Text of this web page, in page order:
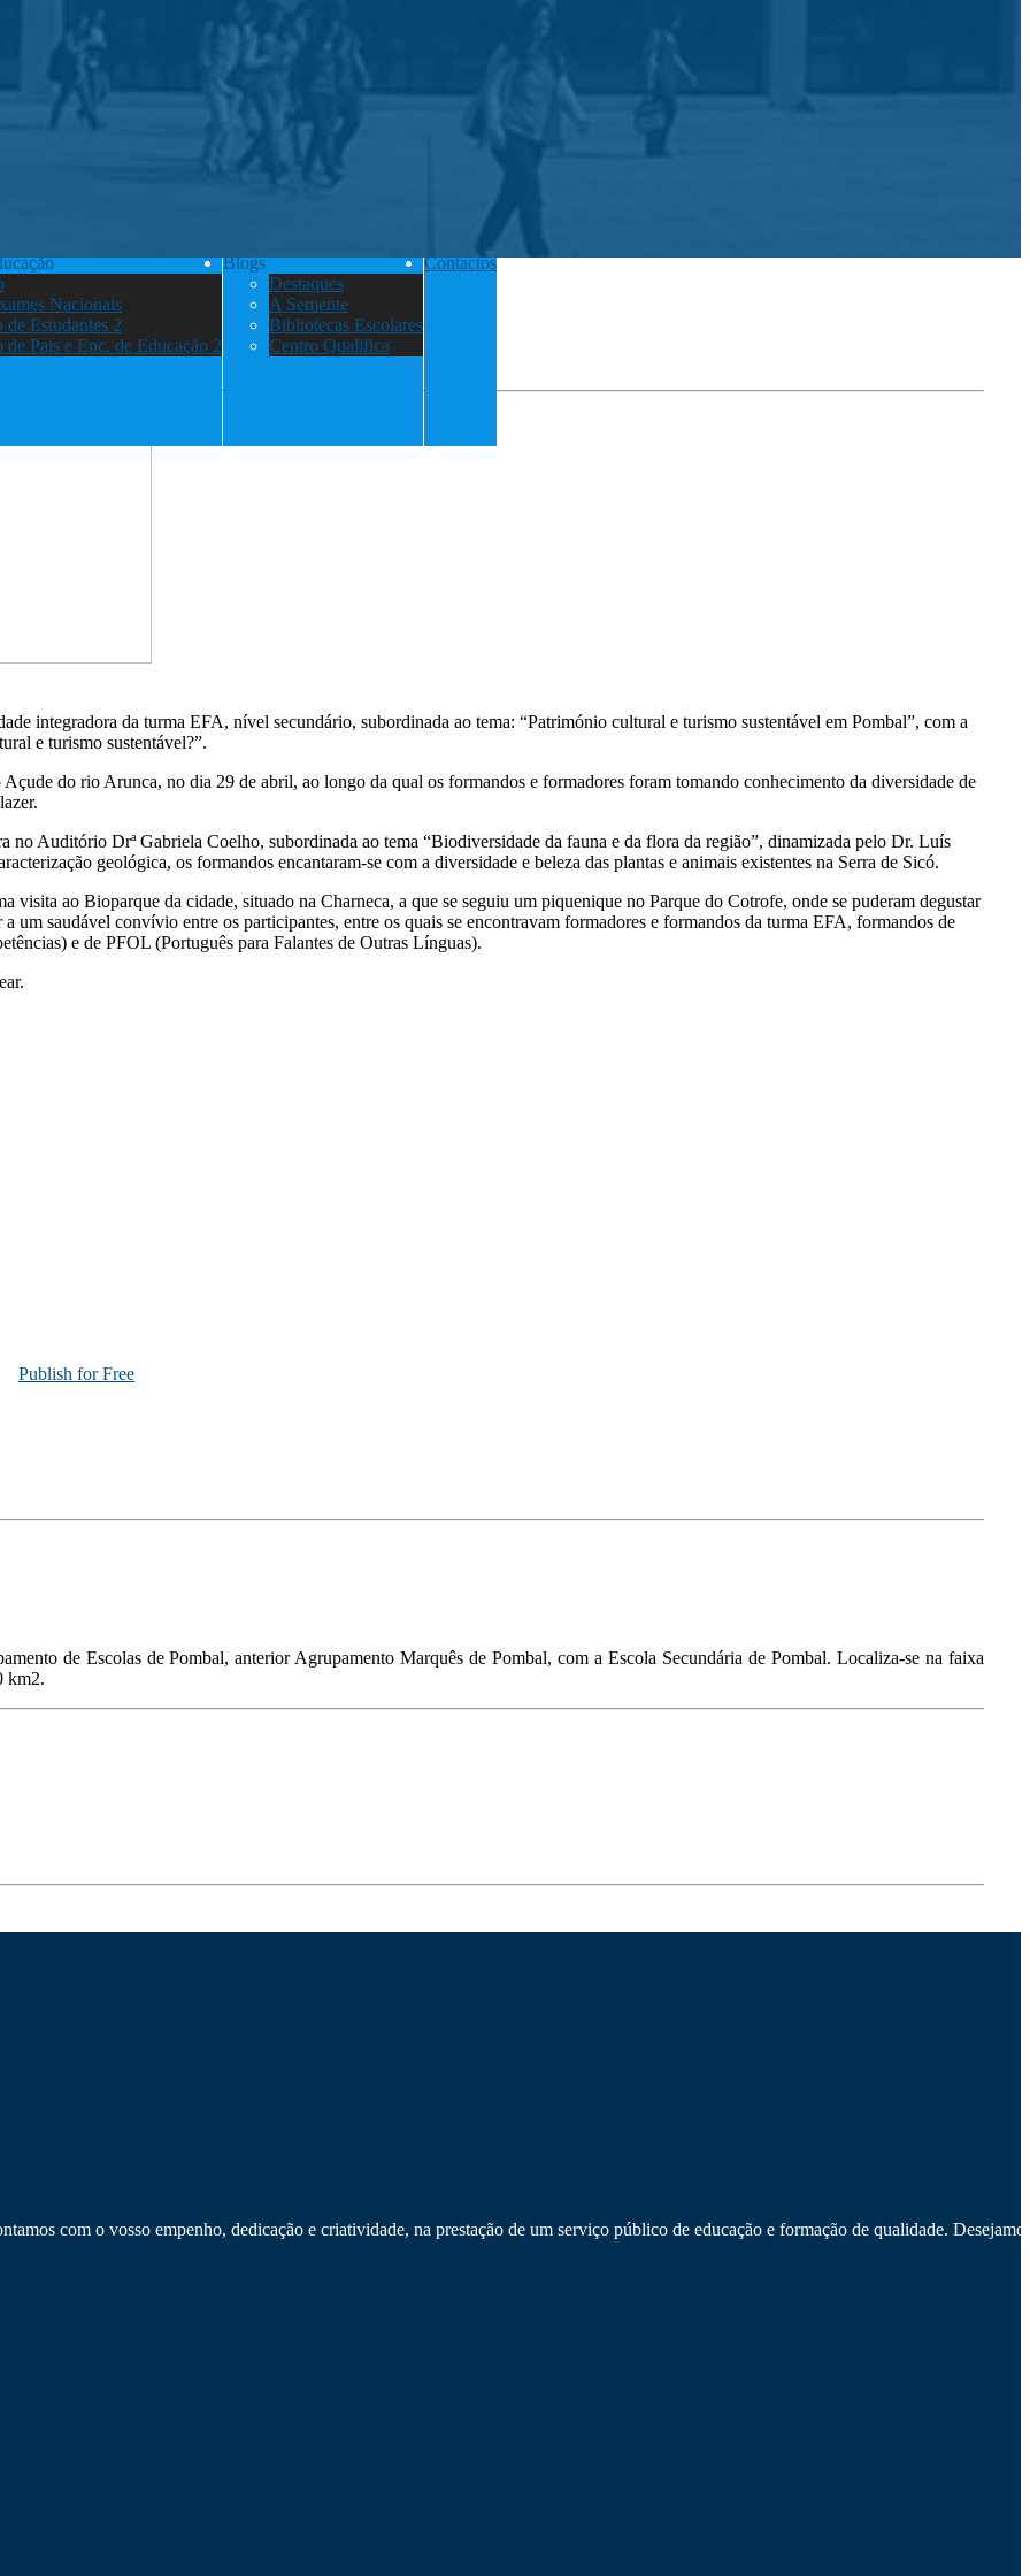
Nacionais
de Estudantes 2
de Pais e Enc. de Educação 2
Blogs
Destaques
A Semente
Bibliotecas Escolares
Centro Qualifica
Contactos
terra
integradora da turma EFA, nível secundário, subordinada ao tema: “Património cultural e turismo sustentável em Pombal”, com a
e turismo sustentável?”.
do rio Arunca, no dia 29 de abril, ao longo da qual os formandos e formadores foram tomando conhecimento da diversidade de
no Auditório Drª Gabriela Coelho, subordinada ao tema “Biodiversidade da fauna e da flora da região”, dinamizada pelo Dr. Luís
geológica, os formandos encantaram-se com a diversidade e beleza das plantas e animais existentes na Serra de Sicó.
visita ao Bioparque da cidade, situado na Charneca, a que se seguiu um piquenique no Parque do Cotrofe, onde se puderam degustar
um saudável convívio entre os participantes, entre os quais se encontravam formadores e formandos da turma EFA, formandos de
e de PFOL (Português para Falantes de Outras Línguas).
Publish for Free
de Escolas de Pombal, anterior Agrupamento Marquês de Pombal, com a Escola Secundária de Pombal. Localiza-se na faixa
km2.
com o vosso empenho, dedicação e criatividade, na prestação de um serviço público de educação e formação de qualidade.